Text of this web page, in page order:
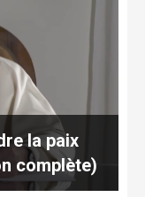
la paix
complète)